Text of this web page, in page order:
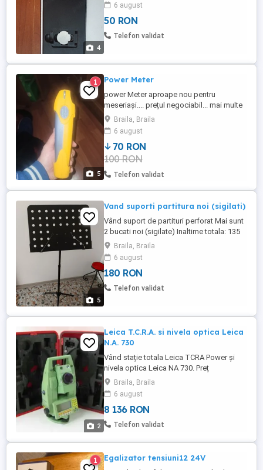
4
6 august
50 RON
Telefon validat
5
1 Power Meter
power Meter aproape nou pentru
meseriași.... prețul negociabil... mai multe
detalii și relații la telefon
Braila, Braila
6 august
70 RON
100 RON
Telefon validat
5
Vand suporti partitura noi (sigilati)
Vând suport de partituri perforat Mai sunt
2 bucati noi (sigilate) Inaltime totala: 135
cm Dimensiuni suport pentru partituri 47,5
x 34,5 x 4 cm Inaltime suport: 62 - 135 cm
Braila, Braila
6 august
180 RON
Telefon validat
2
Leica T.C.R.A. si nivela optica Leica
N.A. 730
Vând stație totala Leica TCRA Power și
nivela optica Leica NA 730. Preț
amândouă 1550euro
Braila, Braila
6 august
8 136 RON
Telefon validat
1 Egalizator tensiuni12 24V